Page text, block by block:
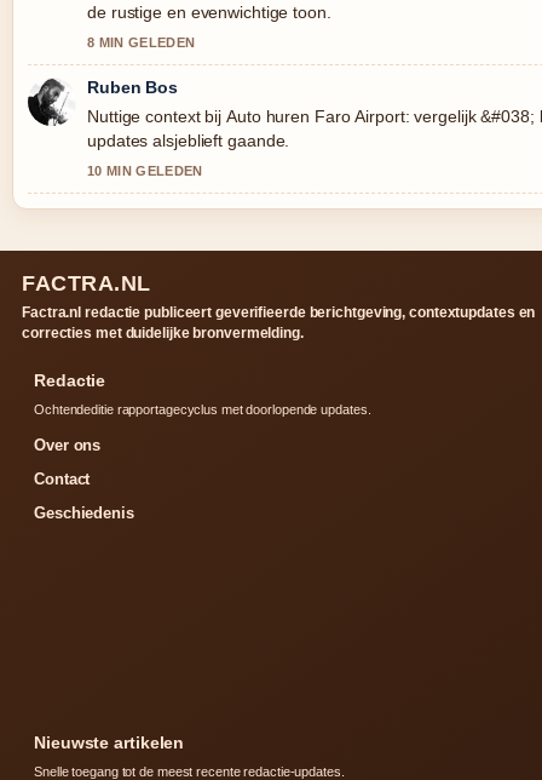
de rustige en evenwichtige toon.
8 MIN GELEDEN
Ruben Bos
Nuttige context bij Auto huren Faro Airport: vergelijk
updates alsjeblieft gaande.
10 MIN GELEDEN
FACTRA.NL
Factra.nl redactie publiceert geverifieerde berichtgeving, contextupdates en
correcties met duidelijke bronvermelding.
Redactie
Ochtendeditie rapportagecyclus met doorlopende updates.
Over ons
Contact
Geschiedenis
Nieuwste artikelen
Snelle toegang tot de meest recente redactie-updates.